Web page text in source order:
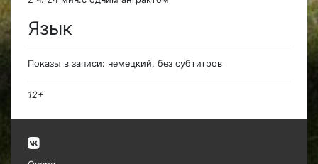
Язык
Показы в записи: немецкий, без субтитров
12+